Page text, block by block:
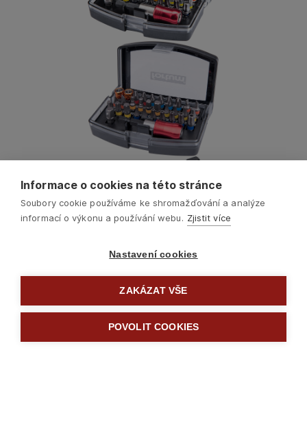
Další
Informace o cookies na této stránce
Soubory cookie používáme ke shromažďování a analýze
informací o výkonu a používání webu. Zjistit více
Nastavení cookies
ZAKÁZAT VŠE
POVOLIT COOKIES